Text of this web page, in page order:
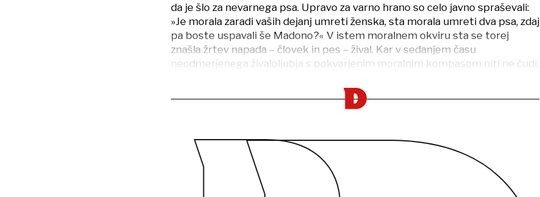
da je šlo za nevarnega psa. Upravo za varno hrano so celo javno spraševali:
»Je morala zaradi vaših dejanj umreti ženska, sta morala umreti dva psa, zdaj
pa boste uspavali še Madono?« V istem moralnem okviru sta se torej
znašla žrtev napada – človek in pes – žival. Kar v sedanjem času
neodmerjenega živaloljubja s pokvarjenim moralnim kompasom niti ne čudi.